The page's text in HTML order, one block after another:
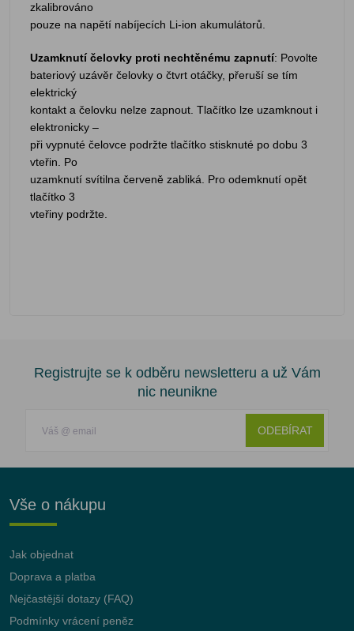
zkalibrováno
pouze na napětí nabíjecích Li-ion akumulátorů.
Uzamknutí čelovky proti nechtěnému zapnutí: Povolte
bateriový uzávěr čelovky o čtvrt otáčky, přeruší se tím
elektrický
kontakt a čelovku nelze zapnout. Tlačítko lze uzamknout i
elektronicky –
při vypnuté čelovce podržte tlačítko stisknuté po dobu 3
vteřin. Po
uzamknutí svítilna červeně zabliká. Pro odemknutí opět
tlačítko 3
vteřiny podržte.
Registrujte se k odběru newsletteru a už Vám
nic neunikne
ODEBÍRAT
Vše o nákupu
Jak objednat
Doprava a platba
Nejčastější dotazy (FAQ)
Podmínky vrácení peněz